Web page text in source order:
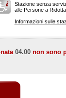
Stazione senza
alle Persone a
Informazioni sulle
04.00 non sono